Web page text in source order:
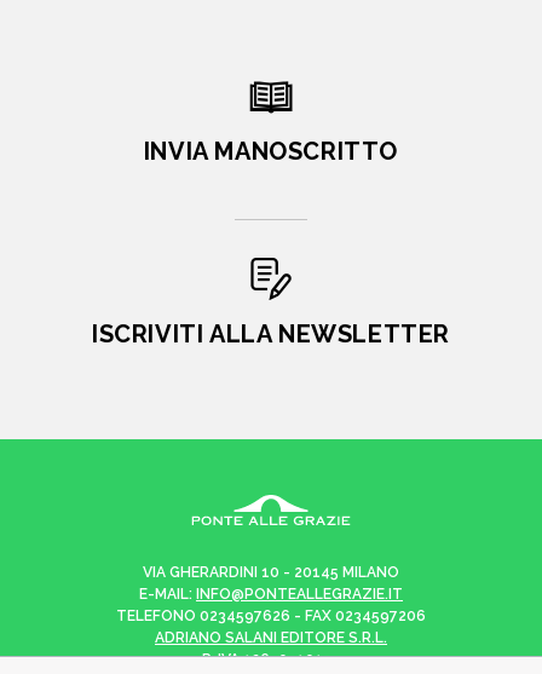
INVIA MANOSCRITTO
ISCRIVITI ALLA NEWSLETTER
VIA GHERARDINI 10 - 20145 MILANO
E-MAIL:
INFO@PONTEALLEGRAZIE.IT
TELEFONO 0234597626 - FAX 0234597206
ADRIANO SALANI EDITORE S.R.L.
P. IVA12630510159